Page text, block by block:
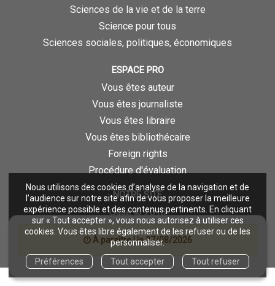
Nous utilisons des cookies d’analyse de la navigation et de
l’audience sur notre site afin de vous proposer la meilleure
expérience possible et des contenus pertinents. En cliquant
sur « Tout accepter », vous nous autorisez à utiliser ces
cookies. Vous êtes libre également de les refuser ou de les
personnaliser.
Préférences
Tout accepter Tout refuser
À paraître | le 27/08/2026
Sciences de la vie et de la terre
Science pour tous
Sciences sociales, politiques, économiques
ESPACE PRO
Vous êtes auteur
Vous êtes journaliste
Vous êtes libraire
Vous êtes bibliothécaire
Foreign rights
Procédure d'évaluation
NOTRE SITE
Quae © 2018
Mentions légales
Déclaration d'accessibilité